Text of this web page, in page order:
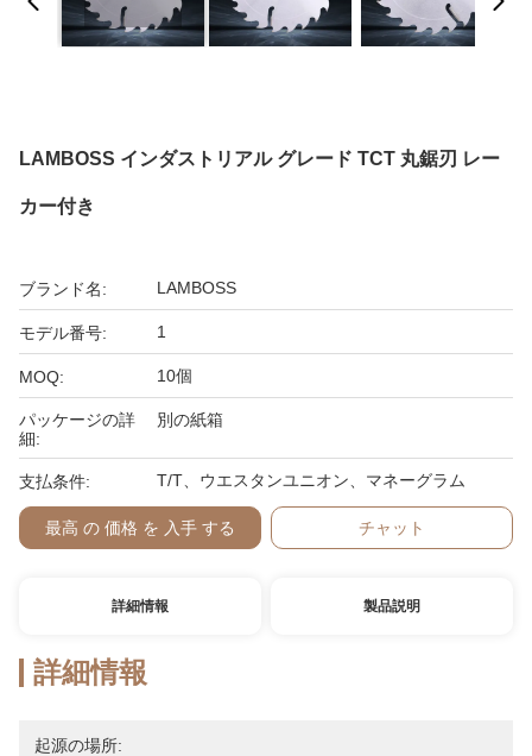
LAMBOSS インダストリアル グレード TCT 丸鋸刃 レー
カー付き
ブランド名: LAMBOSS
モデル番号: 1
MOQ: 10個
パッケージの詳
細:
別の紙箱
支払条件: T/T、ウエスタンユニオン、マネーグラム
最高 の 価格 を 入手 する チャット
詳細情報 製品説明
詳細情報
起源の場所: